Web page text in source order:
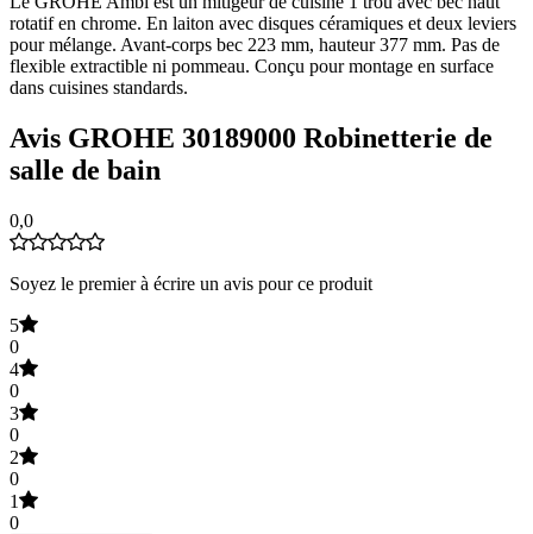
rotatif en chrome. En laiton avec disques céramiques et deux leviers
pour mélange. Avant-corps bec 223 mm, hauteur 377 mm. Pas de
flexible extractible ni pommeau. Conçu pour montage en surface
dans cuisines standards.
Avis GROHE 30189000 Robinetterie de
salle de bain
0,0
Soyez le premier à écrire un avis pour ce produit
5
0
4
0
3
0
2
0
1
0